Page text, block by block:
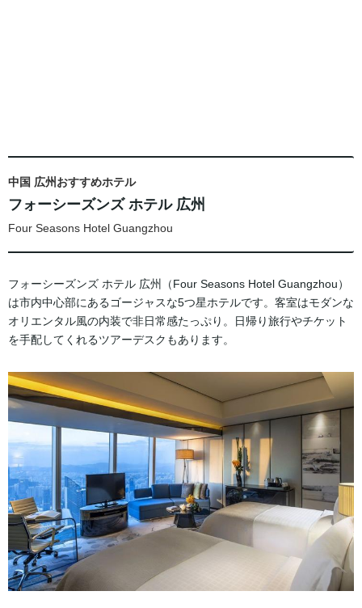
中国 広州おすすめホテル
フォーシーズンズ ホテル 広州
Four Seasons Hotel Guangzhou
フォーシーズンズ ホテル 広州（Four Seasons Hotel Guangzhou）
は市内中心部にあるゴージャスな5つ星ホテルです。客室はモダンな
オリエンタル風の内装で非日常感たっぷり。日帰り旅行やチケット
を手配してくれるツアーデスクもあります。